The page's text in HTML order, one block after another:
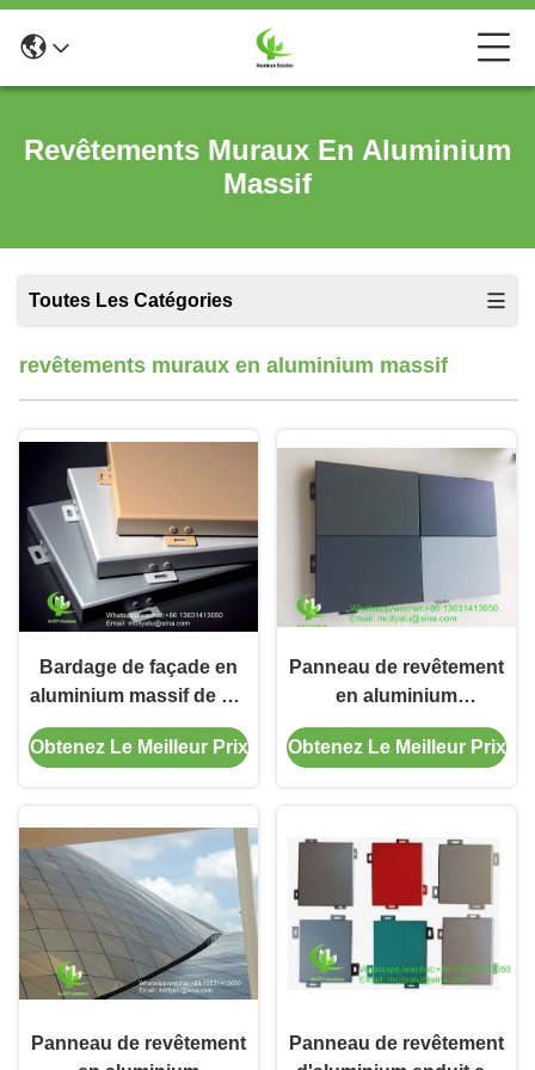
Revêtements Muraux En Aluminium
Massif
Toutes Les Catégories
revêtements muraux en aluminium massif
Bardage de façade en
aluminium massif de 2,0
mm, 2,5 mm, 3,0 mm
avec motifs
Obtenez Le Meilleur Prix
Panneau de revêtement
en aluminium
thermolaqué de 2 mm
d'épaisseur avec motifs
Obtenez Le Meilleur Prix
Panneau de revêtement
Panneau de revêtement